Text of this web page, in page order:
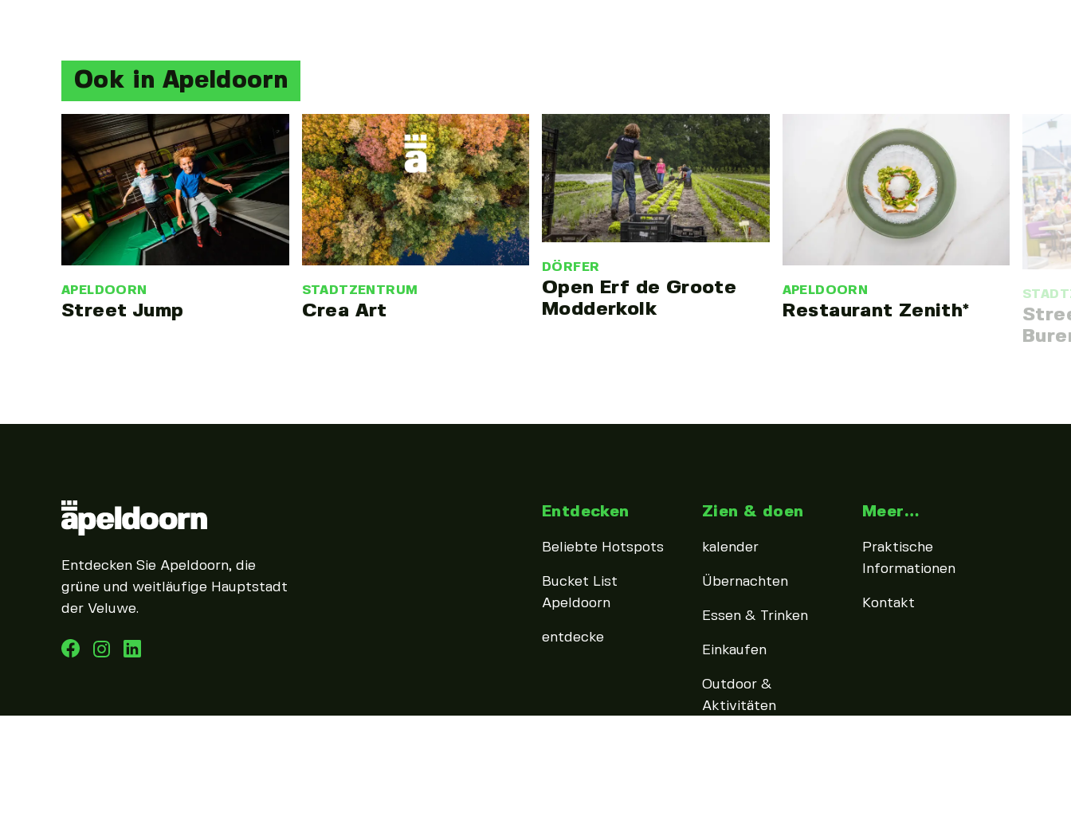
Ook in Apeldoorn
APELDOORN
Street Jump
STADTZENTRUM
Crea Art
DÖRFER
Open Erf de Groote
Modderkolk
APELDOORN
Restaurant Zenith*
Entdecken Sie Apeldoorn, die
grüne und weitläufige Hauptstadt
der Veluwe.
Entdecken
Beliebte Hotspots
Bucket List
Apeldoorn
entdecke
Zien & doen
kalender
Übernachten
Essen & Trinken
Einkaufen
Outdoor &
Aktivitäten
Meer…
Praktische
Informationen
Kontakt